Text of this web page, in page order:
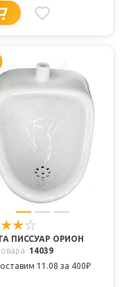
ПИССУАР ОРИОН
14039
11.08 за 400₽